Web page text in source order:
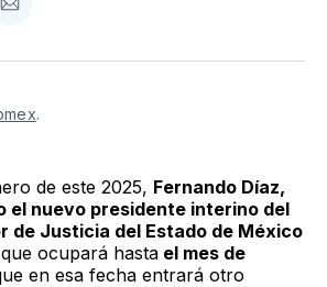
Compartir
Email
.
de este 2025, Fernando Díaz,
el nuevo presidente interino del
de Justicia del Estado de México
ocupará hasta el mes de
en esa fecha entrará otro